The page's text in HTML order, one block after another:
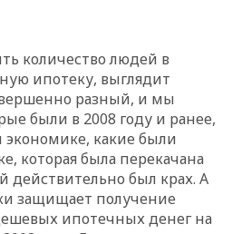
официальным визитом
вчера, 19:58 В Госдуму будет
внесен законопроект об
отмене ЕГЭ
вчера, 19:50 Аэропорты Сочи и
Ярославля приостановили
работу
вчера, 19:35
призвал доноров-
количество людей в
ипотеку, выглядит
разный, и мы
были в 2008 году и ранее,
экономике, какие были
которая была перекачана
был крах. А
защищает получение
ипотечных денег на